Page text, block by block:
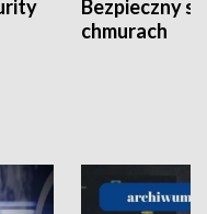
Bezpieczny
chmurach